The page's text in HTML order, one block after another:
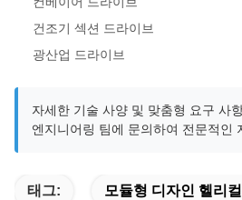
건조기 섹션 드라이브
광산업 드라이브
자세한 기술 사양 및 맞춤형 요구 사
엔지니어링 팀에 문의하여 전문적인
태그: 모듈형 디자인 헬리